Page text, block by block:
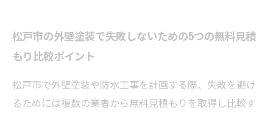
松戸市の外壁塗装で失敗しないための5つの無料見積
もり比較ポイント
松戸市で外壁塗装や防水工事を計画する際、失敗を避け
るためには複数の業者から無料見積もりを取得し比較す